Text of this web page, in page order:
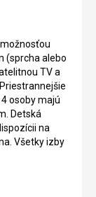
(sprcha alebo
TV a
osoby majú
Detská
na
Všetky izby